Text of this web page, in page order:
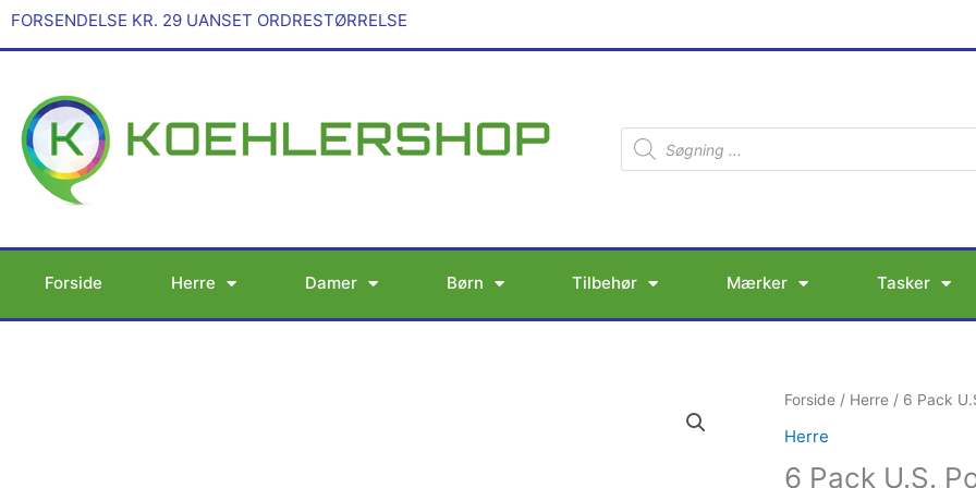
GåFORSENDELSE KR. 29 UANSET ORDRESTØRRELSE
Products
search
Forside Herre Damer Børn Tilbehør Mærker Tasker
Forside / Herre / 6 Pack
Herre
6 Pack U.S.
6
U.S.
Polo